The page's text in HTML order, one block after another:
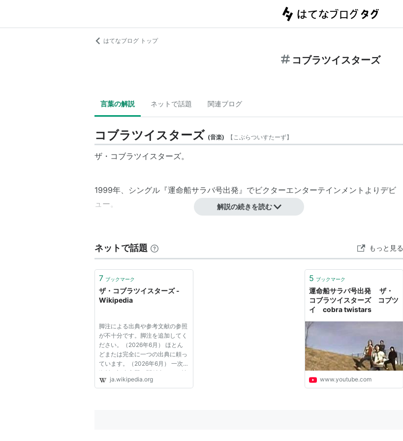
はてなブログ トップ
コブラツイスターズ
言葉の解説 ネットで話題 関連ブログ
コブラツイスターズ (音楽) 【こぶらついすたーず】
ザ・コブラツイスターズ。
1999年、シングル『運命船サラバ号出発』でビクターエンターテインメントよりデビ
ュー。
ボーカル川畑の故郷の楽器である三線や、
和風ロックの楽曲も多く発表する。
2005年にバップに移籍。
2008年 解散 *1
メンバー
リーダー:相馬圭二
ボーカル:川畑アキラ
ベース :棗田泰之(脱退)→浜崎賢太
解説の続きを読む
ネットで話題 もっと見る
7 ブックマーク
ザ・コブラツイスターズ -
Wikipedia
脚注による出典や参考文献の参照
が不十分です。脚注を追加してく
ださい。（2026年6月） ほとん
どまたは完全に一つの出典に頼っ
ています。（2026年6月） 一次
資料や記事主題の関係者による情
報源に頼って書かれています。
ja.wikipedia.org
5 ブックマーク
運命船サラバ号出発 ザ・
コブラツイスターズ コブツ
イ cobra twistars
www.youtube.com